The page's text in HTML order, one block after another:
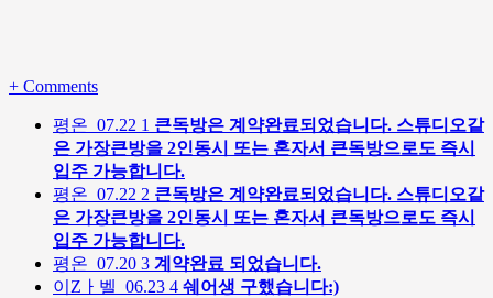
+ Comments
평온 07.22 1 큰독방은 계약완료되었습니다. 스튜디오같
은 가장큰방을 2인동시 또는 혼자서 큰독방으로도 즉시
입주 가능합니다.
평온 07.22 2 큰독방은 계약완료되었습니다. 스튜디오같
은 가장큰방을 2인동시 또는 혼자서 큰독방으로도 즉시
입주 가능합니다.
평온 07.20 3 계약완료 되었습니다.
이Zㅏ벨 06.23 4 쉐어생 구했습니다:)